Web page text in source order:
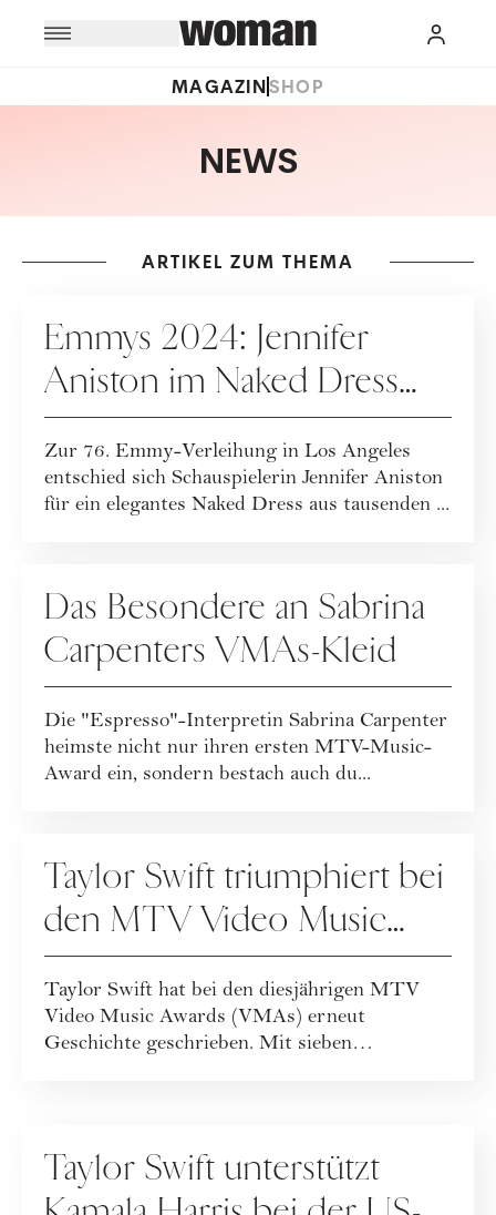
MAGAZINSHOP
NEWS
ARTIKEL ZUM THEMA
Emmys 2024: Jennifer
Aniston im Naked Dress
aus Perlen
Zur 76. Emmy-Verleihung in Los Angeles
entschied sich Schauspielerin Jennifer Aniston
für ein elegantes Naked Dress aus tausenden ...
Das Besondere an Sabrina
Carpenters VMAs-Kleid
Die "Espresso"-Interpretin Sabrina Carpenter
heimste nicht nur ihren ersten MTV-Music-
Award ein, sondern bestach auch du...
Taylor Swift triumphiert bei
den MTV Video Music
Awards 2024
Taylor Swift hat bei den diesjährigen MTV
Video Music Awards (VMAs) erneut
Geschichte geschrieben. Mit sieben
Taylor Swift unterstützt